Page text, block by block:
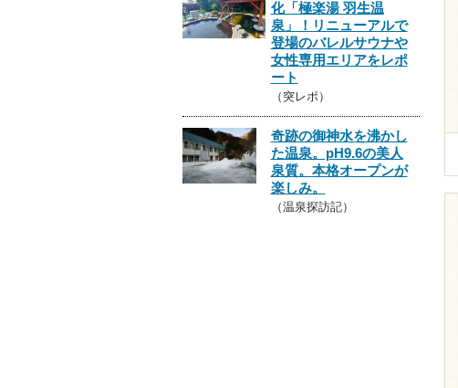
化「極楽湯 羽生温
泉」！リニューアルで
登場のバレルサウナや
女性専用エリアをレポ
ート
（突レポ）
奇跡の御神水を沸かし
た温泉。pH9.6の美人
泉質。本格オープンが
楽しみ。
（温泉探訪記）